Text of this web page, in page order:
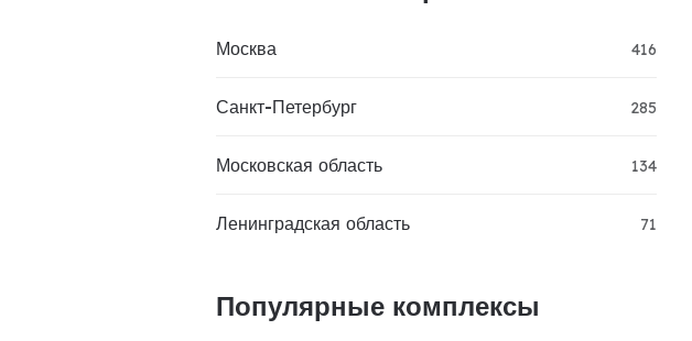
Москва 416
Санкт-Петербург 285
Московская область 134
Ленинградская область 71
Популярные комплексы